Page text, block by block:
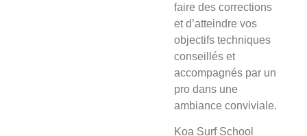
faire des corrections
et d’atteindre vos
objectifs techniques
conseillés et
accompagnés par un
pro dans une
ambiance conviviale.
Koa Surf School